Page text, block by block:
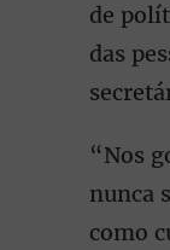
de
das
“Nos
nunca
como